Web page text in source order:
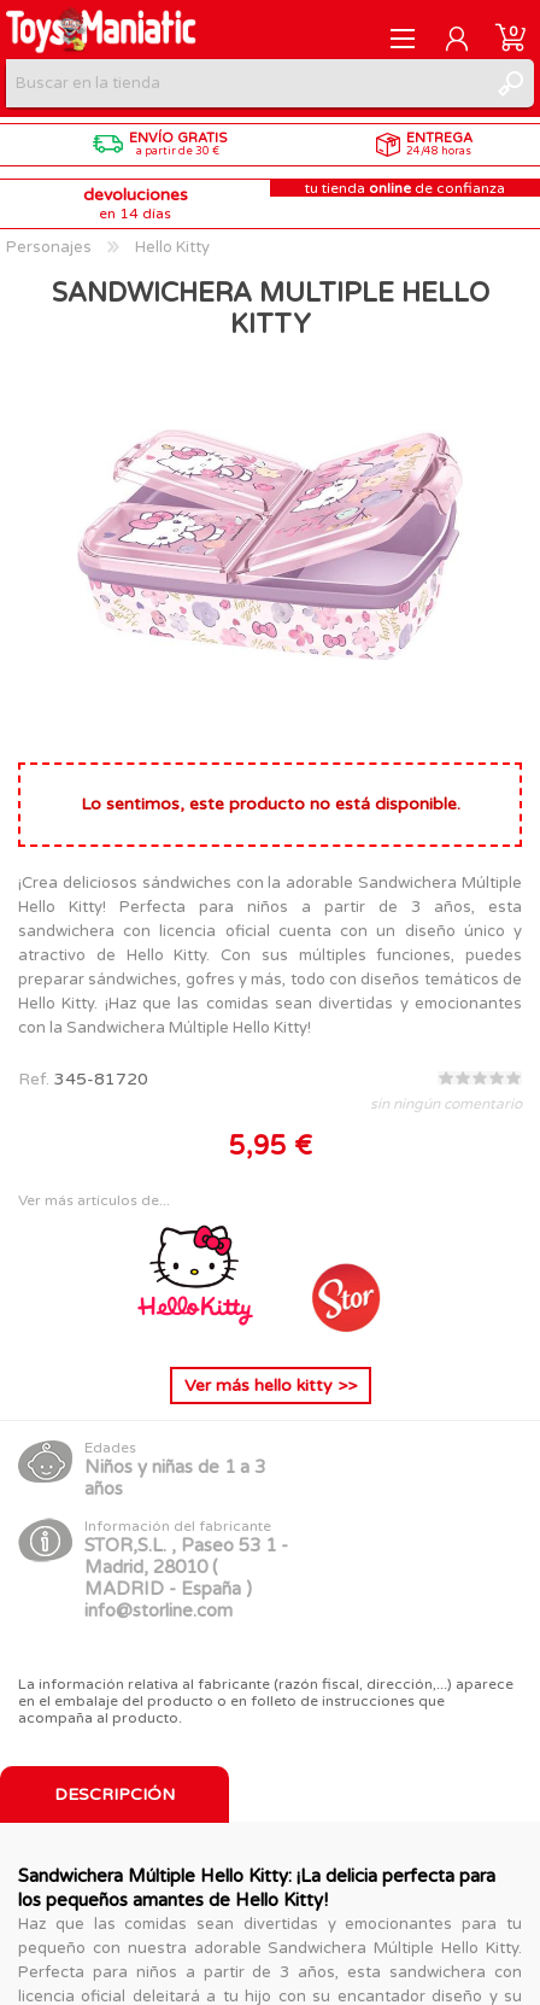
REGISTRARME
INICIAR SESIÓN
0
ENVÍO GRATIS
a partir de 30 €
ENTREGA
24/48 horas
devoluciones
en 14 días
tu tienda online de confianza
Personajes Hello Kitty
SANDWICHERA MULTIPLE HELLO
KITTY
Lo sentimos, este producto no está disponible.
¡Crea deliciosos sándwiches con la adorable Sandwichera Múltiple
Hello Kitty! Perfecta para niños a partir de 3 años, esta
sandwichera con licencia oficial cuenta con un diseño único y
atractivo de Hello Kitty. Con sus múltiples funciones, puedes
preparar sándwiches, gofres y más, todo con diseños temáticos de
Hello Kitty. ¡Haz que las comidas sean divertidas y emocionantes
con la Sandwichera Múltiple Hello Kitty!
Ref. 345-81720
sin ningún comentario
5,95 €
Ver más artículos de...
Ver más hello kitty>>
Edades
Niños y niñas de 1 a 3
años
Información del fabricante
STOR,S.L. , Paseo 53 1 -
Madrid, 28010 (
MADRID - España )
info@storline.com
La información relativa al fabricante (razón fiscal, dirección,...) aparece
en el embalaje del producto o en folleto de instrucciones que
acompaña al producto.
DESCRIPCIÓN
Sandwichera Múltiple Hello Kitty: ¡La delicia perfecta para
los pequeños amantes de Hello Kitty!
Haz que las comidas sean divertidas y emocionantes para tu
pequeño con nuestra adorable Sandwichera Múltiple Hello Kitty.
Perfecta para niños a partir de 3 años, esta sandwichera con
licencia oficial deleitará a tu hijo con su encantador diseño y su